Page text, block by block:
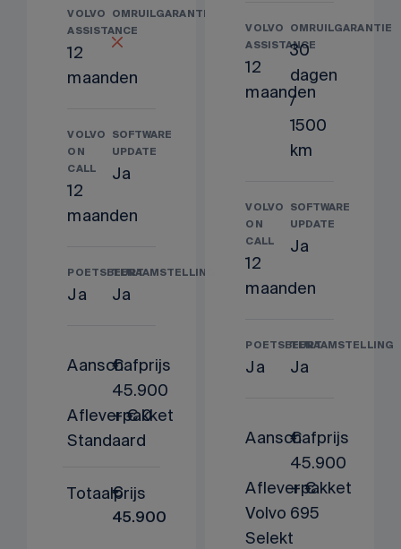
VOLVO
ASSISTANCE
12
maanden
OMRUILGARANTIE
VOLVO
ON
CALL
12
maanden
SOFTWARE
UPDATE
Ja
POETSBEURT
Ja
TENAAMSTELLING
Ja
Aanschafprijs
€
45.900
Afleverpakket
Standaard
+ € 0
Totaalprijs
€
45.900
VOLVO
ASSISTANCE
12
maanden
OMRUILGARANTIE
30
dagen
/
1500
km
VOLVO
ON
CALL
12
maanden
SOFTWARE
UPDATE
Ja
POETSBEURT
Ja
TENAAMSTELLING
Ja
Aanschafprijs
€
45.900
Afleverpakket
Volvo
Selekt
+ €
695